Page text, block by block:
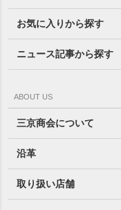
お気に入りから探す
ニュース記事から探す
ABOUT US
三京商会について
沿革
取り扱い店舗